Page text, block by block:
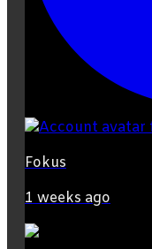
Fokus
1 weeks ago